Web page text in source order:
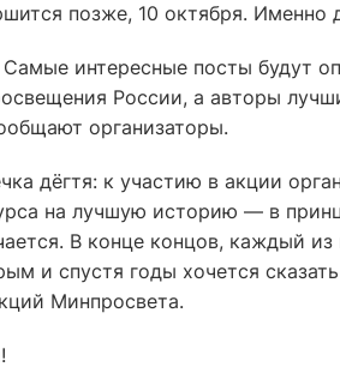
позже, 10 октября.
интересные посты будут
России, а авторы
организаторы.
дёгтя: к участию в акции
на лучшую историю — в
В конце концов, каждый
и спустя годы хочется
Минпросвета.